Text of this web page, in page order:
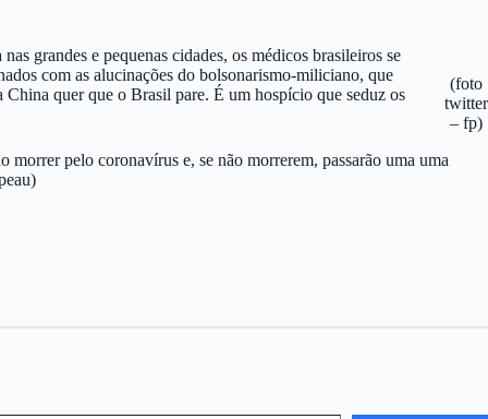
(foto
twitter
– fp)
grandes e pequenas cidades, os médicos brasileiros se
com as alucinações do bolsonarismo-miliciano, que
quer que o Brasil pare. É um hospício que seduz os
pelo coronavírus e, se não morrerem, passarão uma uma